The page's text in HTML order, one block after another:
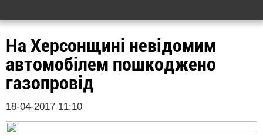
На Херсонщині невідомим
автомобілем пошкоджено
газопровід
18-04-2017 11:10